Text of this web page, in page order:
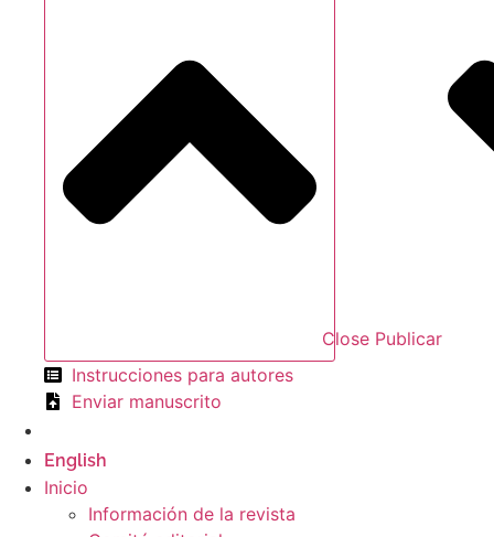
Close Publicar
Instrucciones para autores
Enviar manuscrito
English
Inicio
Información de la revista